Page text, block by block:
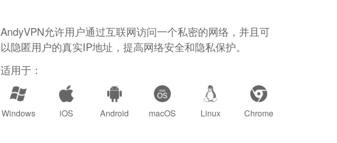
AndyVPN允许用户通过互联网访问一个私密的网络，并且可
以隐匿用户的真实IP地址，提高网络安全和隐私保护。
适用于：
Windows iOS Android macOS Linux Chrome